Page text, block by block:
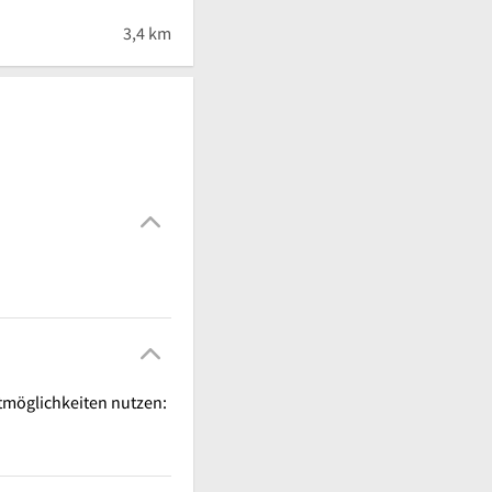
3,4 km
nutzen: